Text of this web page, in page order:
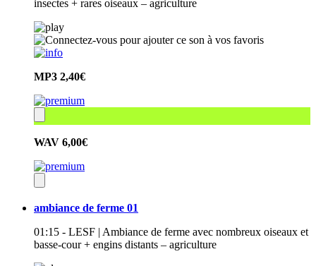
insectes + rares oiseaux – agriculture
MP3 2,40€
WAV 6,00€
ambiance de ferme 01
01:15 - LESF | Ambiance de ferme avec nombreux oiseaux et
basse-cour + engins distants – agriculture